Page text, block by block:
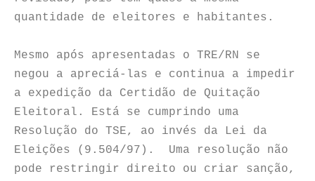
quantidade de eleitores e habitantes.
Mesmo após apresentadas o TRE/RN se
negou a apreciá-las e continua a impedir
a expedição da Certidão de Quitação
Eleitoral. Está se cumprindo uma
Resolução do TSE, ao invés da Lei da
Eleições (9.504/97). Uma resolução não
pode restringir direito ou criar sanção,